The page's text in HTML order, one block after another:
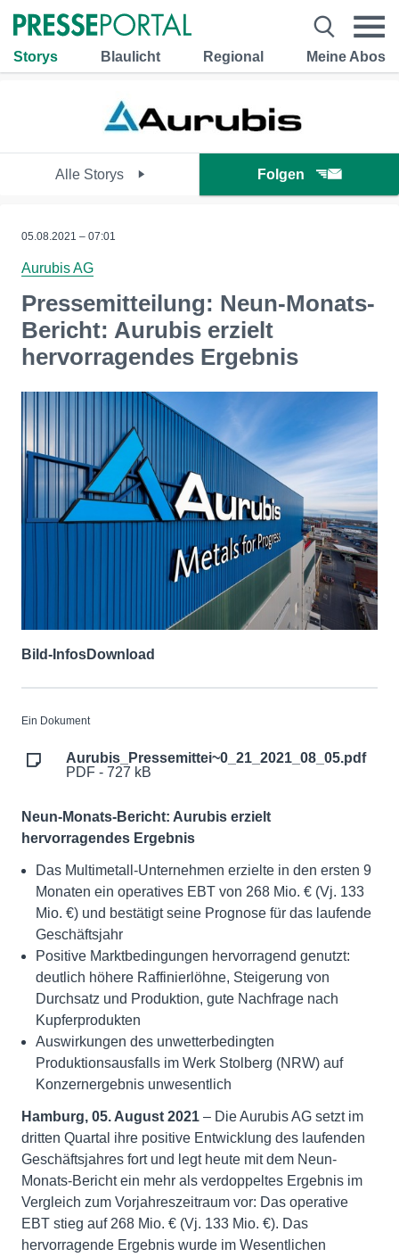
Storys Blaulicht Regional Meine Abos
Alle Storys Folgen
05.08.2021 – 07:01
Aurubis AG
Pressemitteilung: Neun-Monats-
Bericht: Aurubis erzielt
hervorragendes Ergebnis
Bild-InfosDownload
Ein Dokument
Aurubis_Pressemittei~0_21_2021_08_05.pdf
PDF - 727 kB
Neun-Monats-Bericht: Aurubis erzielt
hervorragendes Ergebnis
Das Multimetall-Unternehmen erzielte in den ersten 9
Monaten ein operatives EBT von 268 Mio. € (Vj. 133
Mio. €) und bestätigt seine Prognose für das laufende
Geschäftsjahr
Positive Marktbedingungen hervorragend genutzt:
deutlich höhere Raffinierlöhne, Steigerung von
Durchsatz und Produktion, gute Nachfrage nach
Kupferprodukten
Auswirkungen des unwetterbedingten
Produktionsausfalls im Werk Stolberg (NRW) auf
Konzernergebnis unwesentlich
Hamburg, 05. August 2021 – Die Aurubis AG setzt im
dritten Quartal ihre positive Entwicklung des laufenden
Geschäftsjahres fort und legt heute mit dem Neun-
Monats-Bericht ein mehr als verdoppeltes Ergebnis im
Vergleich zum Vorjahreszeitraum vor: Das operative
EBT stieg auf 268 Mio. € (Vj. 133 Mio. €). Das
hervorragende Ergebnis wurde im Wesentlichen